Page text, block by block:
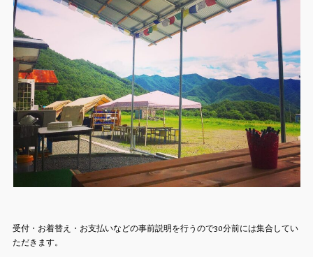
受付・お着替え・お支払いなどの事前説明を行うので30分前には集合してい
ただきます。